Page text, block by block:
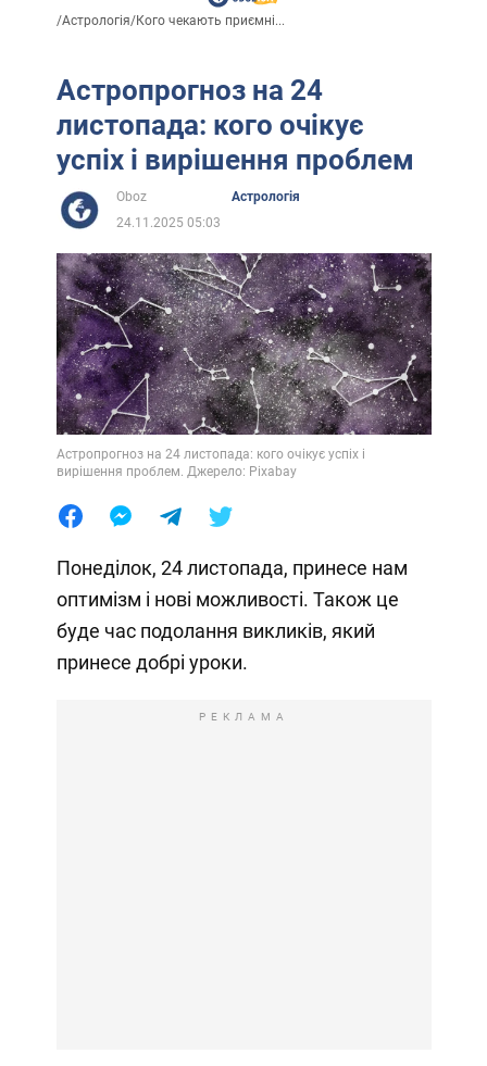
/Астрологія/Кого чекають приємні...
Астропрогноз на 24
листопада: кого очікує
успіх і вирішення проблем
Oboz
Астрологія
24.11.2025 05:03
Астропрогноз на 24 листопада: кого очікує успіх і
вирішення проблем. Джерело: Pixabay
Понеділок, 24 листопада, принесе нам
оптимізм і нові можливості. Також це
буде час подолання викликів, який
принесе добрі уроки.
РЕКЛАМА